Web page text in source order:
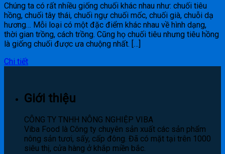
Chúng ta có rất nhiều giống chuối khác nhau như: chuối tiêu
hồng, chuối tây thái, chuối ngự chuối mốc, chuối già, chuỗi dạ
hương… Mỗi loại có một đặc điểm khác nhau về hình dạng,
thời gian trồng, cách trồng. Cũng họ chuối tiêu nhưng tiêu hồng
là giống chuối được ưa chuộng nhất. […]
Chi tiết
Giới thiệu
CÔNG TY TNHH NÔNG NGHIỆP VIBA
Viba Food là Công ty chuyên sản xuất các sản phẩm
nông sản tươi, sấy, cấp đông. Đã có mặt tại trên 1000
siêu thị, cửa hàng ở khắp miền bắc.